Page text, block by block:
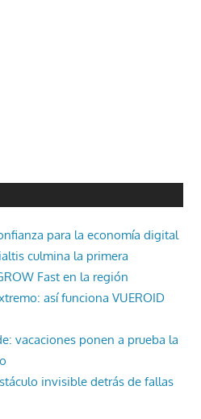
para la economía digital
culmina la primera
Fast en la región
así funciona VUEROID
vacaciones ponen a prueba la
invisible detrás de fallas